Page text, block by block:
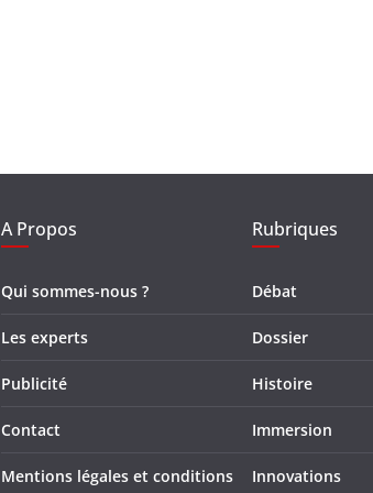
A Propos
Qui sommes-nous ?
Les experts
Publicité
Contact
Mentions légales et conditions
Rubriques
Débat
Dossier
Histoire
Immersion
Innovations